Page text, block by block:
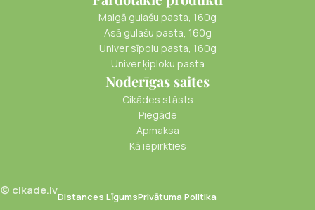
Maigā gulašu pasta, 160g
Asā gulašu pasta, 160g
Univer sīpolu pasta, 160g
Univer ķiploku pasta
Noderīgas saites
Cikādes stāsts
Piegāde
Apmaksa
Kā iepirkties
© cikade.lvDistances LīgumsPrivātuma Politika